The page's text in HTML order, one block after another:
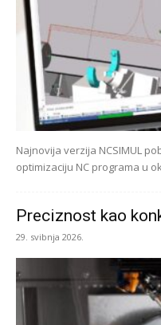
Najnovija verzija NCSIMUL
optimizaciju NC programa u
Preciznost kao
29. svibnja 2026.